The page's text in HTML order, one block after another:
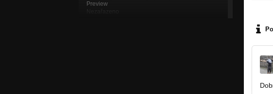
Preview
Nezařazeno